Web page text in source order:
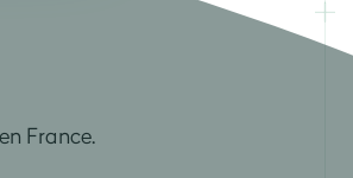
France.